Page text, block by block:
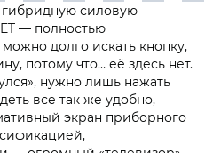
гибридную силовую
— полностью
долго искать кнопку,
потому что… её здесь нет.
нужно лишь нажать
все так же удобно,
экран приборного